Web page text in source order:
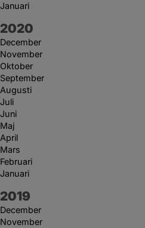
Januari
År:
2020
December
November
Oktober
September
Augusti
Juli
Juni
Maj
April
Mars
Februari
Januari
År:
2019
December
November